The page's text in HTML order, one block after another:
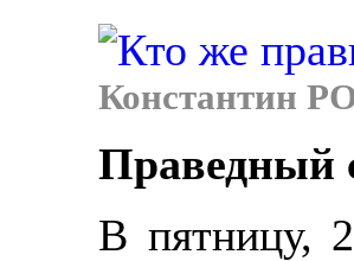
Константин
Праведный
В пятницу,